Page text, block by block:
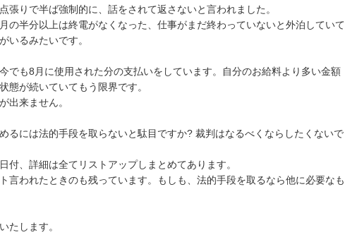
張りで半ば強制的に、話をされて返さないと言われました。
の半分以上は終電がなくなった、仕事がまだ終わっていないと外泊していて
いるみたいです。
でも8月に使用された分の支払いをしています。自分のお給料より多い金額
態が続いていてもう限界です。
出来ません。
るには法的手段を取らないと駄目ですか? 裁判はなるべくならしたくないで
付、詳細は全てリストアップしまとめてあります。
言われたときのも残っています。もしも、法的手段を取るなら他に必要なも
たします。